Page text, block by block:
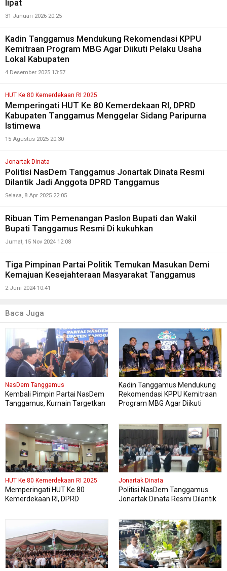
lipat
31 Januari 2026 20:25
Kadin Tanggamus Mendukung Rekomendasi KPPU
Kemitraan Program MBG Agar Diikuti Pelaku Usaha
Lokal Kabupaten
4 Desember 2025 13:57
HUT Ke 80 Kemerdekaan RI 2025
Memperingati HUT Ke 80 Kemerdekaan RI, DPRD
Kabupaten Tanggamus Menggelar Sidang Paripurna
Istimewa
15 Agustus 2025 20:30
Jonartak Dinata
Politisi NasDem Tanggamus Jonartak Dinata Resmi
Dilantik Jadi Anggota DPRD Tanggamus
Selasa, 8 Apr 2025 22:05
Ribuan Tim Pemenangan Paslon Bupati dan Wakil
Bupati Tanggamus Resmi Di kukuhkan
Jumat, 15 Nov 2024 12:08
Tiga Pimpinan Partai Politik Temukan Masukan Demi
Kemajuan Kesejahteraan Masyarakat Tanggamus
2 Juni 2024 10:41
Baca Juga
NasDem Tanggamus
Kembali Pimpin Partai NasDem
Tanggamus, Kurnain Targetkan
Kadin Tanggamus Mendukung
Rekomendasi KPPU Kemitraan
Program MBG Agar Diikuti
HUT Ke 80 Kemerdekaan RI 2025
Memperingati HUT Ke 80
Kemerdekaan RI, DPRD
Jonartak Dinata
Politisi NasDem Tanggamus
Jonartak Dinata Resmi Dilantik